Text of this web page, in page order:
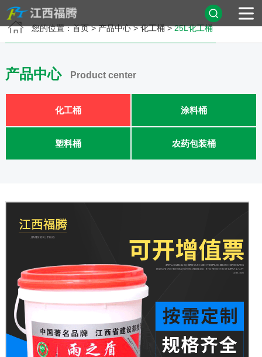
关于我们
在线留言
联系我们
您的位置：首页>产品中心>化工桶>25L化工桶
产品中心 Product center
化工桶 涂料桶
塑料桶 农药包装桶